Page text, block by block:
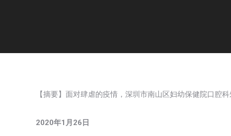
【摘要】面对肆虐的疫情，深圳市南山区妇幼保健院口腔
2020年1月26日